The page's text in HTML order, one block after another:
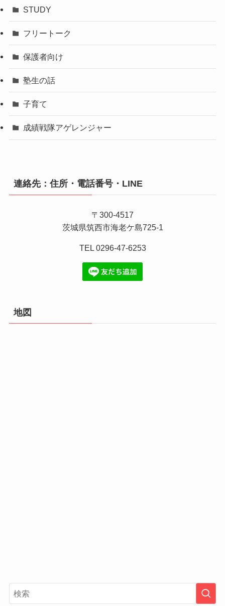
STUDY
フリートーク
保護者向け
塾生の話
子育て
成績戦隊アゲレンジャー
連絡先：住所・電話番号・LINE
〒300-4517
茨城県筑西市海老ケ島725-1
TEL 0296-47-6253
地図